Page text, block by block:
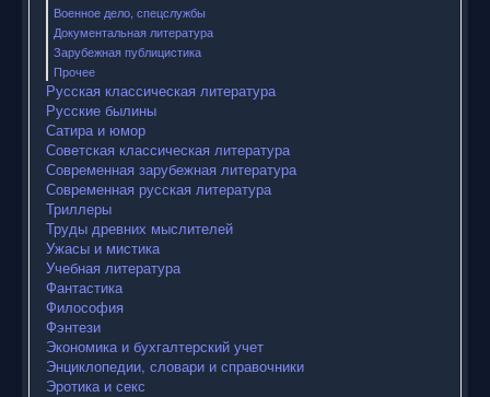
Военное дело, спецслужбы
Документальная литература
Зарубежная публицистика
Прочее
Русская классическая литература
Русские былины
Сатира и юмор
Советская классическая литература
Современная зарубежная литература
Современная русская литература
Триллеры
Труды древних мыслителей
Ужасы и мистика
Учебная литература
Фантастика
Философия
Фэнтези
Экономика и бухгалтерский учет
Энциклопедии, словари и справочники
Эротика и секс